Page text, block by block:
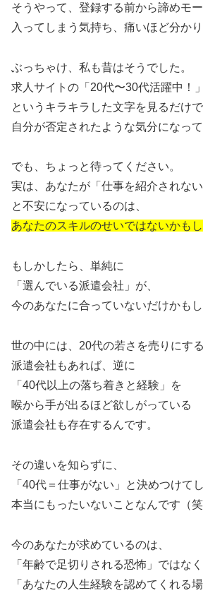
そうやって、登録する前から諦めモ
入ってしまう気持ち、痛いほど分かり
ぶっちゃけ、私も昔はそうでした。
求人サイトの「20代〜30代活躍中！」
というキラキラした文字を見るだけで
自分が否定されたような気分になって
でも、ちょっと待ってください。
実は、あなたが「仕事を紹介されない
と不安になっているのは、
あなたのスキルのせいではないかもし
もしかしたら、単純に
「選んでいる派遣会社」が、
今のあなたに合っていないだけかもし
世の中には、20代の若さを売りにする
派遣会社もあれば、逆に
「40代以上の落ち着きと経験」を
喉から手が出るほど欲しがっている
派遣会社も存在するんです。
その違いを知らずに、
「40代＝仕事がない」と決めつけて
本当にもったいないことなんです（笑
今のあなたが求めているのは、
「年齢で足切りされる恐怖」ではなく
「あなたの人生経験を認めてくれる場